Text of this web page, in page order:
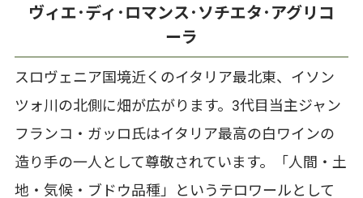
ヴィエ･ディ･ロマンス･ソチエタ･アグリコ
ーラ
スロヴェニア国境近くのイタリア最北東、イソン
ツォ川の北側に畑が広がります。3代目当主ジャン
フランコ・ガッロ氏はイタリア最高の白ワインの
造り手の一人として尊敬されています。「人間・土
地・気候・ブドウ品種」というテロワールとして